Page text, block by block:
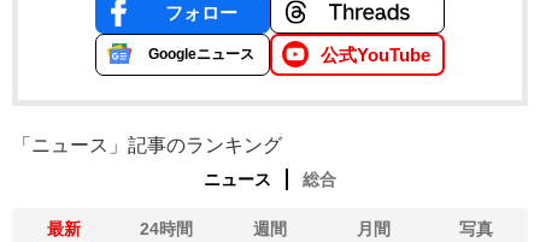
フォロー
Googleニュース 公式YouTube
「ニュース」記事のランキング
ニュース 総合
最新 24時間 週間 月間 写真